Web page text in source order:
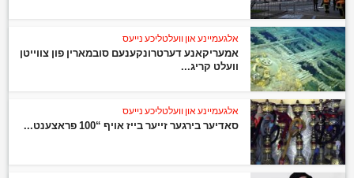
אלגעמיינע און וועלטליכע נייעס
אמעריקאנע דערטרונקענעם סובמארין פון צווייטן
וועלט קריג...
אלגעמיינע און וועלטליכע נייעס
סאדיער בירגער זייער בייז אויף “100 פראצענט...